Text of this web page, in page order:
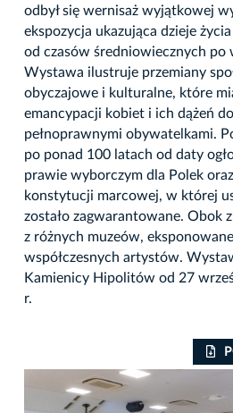
odbył się wernisaż wyjątkowej
ekspozycja ukazująca dzieje
od czasów średniowiecznych po
Wystawa ilustruje przemiany
obyczajowe i kulturalne, które
emancypacji kobiet i ich dążeń
pełnoprawnymi obywatelkami.
po ponad 100 latach od daty
prawie wyborczym dla Polek
konstytucji marcowej, w której
zostało zagwarantowane. Obok
z różnych muzeów,
współczesnych artystów.
Kamienicy Hipolitów od 27
r.